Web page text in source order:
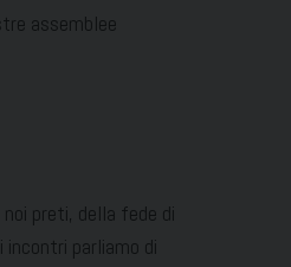
assemblee
preti, della fede di
parliamo di